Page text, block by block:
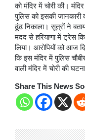
को मंदिर में चोरी की।
पुलिस को इसकी जानकारी
ढूंढ निकाला। सूत्रों ने
मदद से हरियाणा में ट्रेस
लिया। आरोपियों को आज
कि इस मंदिर में पुलिस
वाली मंदिर में चोरी की
Share This News